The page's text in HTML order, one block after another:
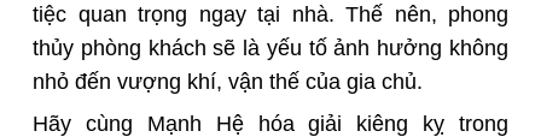
tiệc quan trọng ngay tại nhà. Thế nên, phong
thủy phòng khách sẽ là yếu tố ảnh hưởng không
nhỏ đến vượng khí, vận thế của gia chủ.
Hãy cùng Mạnh Hệ hóa giải kiêng kỵ trong